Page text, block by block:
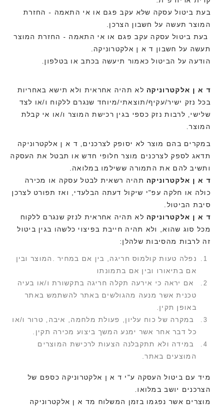
בעת ביטול עסקה שלא עקב פגם או אי התאמה - החזרת
המוצר תעשה על חשבון הצרכן.
בעת ביטול עסקה עקב פגם או אי התאמה - החזרת המוצר
תעשה על חשבון ד א ן אלקטרוניקה.
הודעה על הביטול כאמור תיעשה בכתב או בטלפון.
ד א ן אלקטרוניקה לא תהיה אחראית ולא תישא באחריות
בכל נזק ישיר/עקיף/תוצאתי/מיוחד שנגרם ללקוח ו/או לצד
שלישי, לרבות נזק כספי בגין רכישת המוצר ו/או אי קבלת
המוצר.
במקרים בהם מוצר לא יסופק לצרכנים, ד א ן אלקטרוניקה
תדאג לספק לצרכנים מוצר חלופי חדש או תבטל את העסקה
ותשיב להם את התמורה ששילמו במלואה.
ד א ן אלקטרוניקה תהיה רשאית לבטל עסקה או מכירה
כולה או חלקה עפ"י שיקול דעתה הבלעדי, ואז תפורט לצרכן
סיבת הביטול.
ד א ן אלקטרוניקה לא תהיה אחראית לנזק שנגרם ללקוח
מכל סוג שהוא, ולא תהיה חייבת בפיצוי כלשהו בגין ביטול
זה לרבות מהסיבות שלהלן:
נפלה טעות קולמוס חריגה, בין אם במחיר
המוצר ובין
אם בתיאורו ובין אם בתמונתו
אם יראה כי אירעה תקלה חריגה בתקשורת ו/או בעיה
טכנית אשר מנעה מהגולשים באתר להשתמש באתר
באופן תקין.
במקרה של כוח עליון, פעולת מלחמה, איבה, טרור ו/או
כל דבר אחר אשר ימנע המשך ביצוע מכירה תקין.
במידה ולא תתקבלנה הצעות לרכישת המוצרים
המוצעים באתר.
מיד עם ביטול העסקה ע"י ד א ן אלקטרוניקה כספם של
הצרכנים יושב במלואו.
מוצרים אשר נפגמו בזמן המשלוח מד א ן אלקטרוניקה